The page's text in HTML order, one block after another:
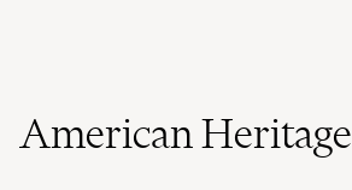
American Heritage